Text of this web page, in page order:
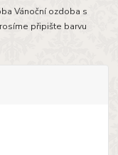
Vánoční ozdoba s
připište barvu